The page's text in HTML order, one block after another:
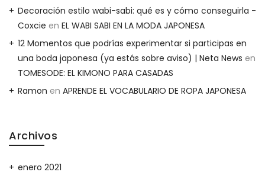
Decoración estilo wabi-sabi: qué es y cómo conseguirla -
Coxcie en EL WABI SABI EN LA MODA JAPONESA
12 Momentos que podrías experimentar si participas en
una boda japonesa (ya estás sobre aviso) | Neta News en
TOMESODE: EL KIMONO PARA CASADAS
Ramon en APRENDE EL VOCABULARIO DE ROPA JAPONESA
Archivos
enero 2021